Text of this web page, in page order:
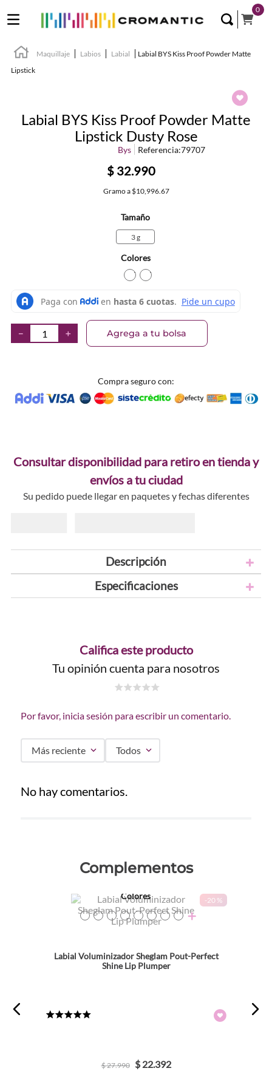
0
Maquillaje Labios Labial
Labial BYS Kiss Proof Powder Matte
Lipstick
Labial BYS Kiss Proof Powder Matte
Lipstick Dusty Rose
Bys Referencia:79707
$ 32.990
Gramoa $10,996.67
Tamaño
3 g
Colores
TEXTURA_9313880637497
TEXTURA_9313880637466
＋
－ Agrega a tu bolsa
Compra seguro con:
Consultar disponibilidad para retiro en tienda y
envíos a tu ciudad
Su pedido puede llegar en paquetes y fechas diferentes
Descripción
Especificaciones
Califica este producto
Tu opinión cuenta para nosotros
Por favor, inicia sesión para escribir un comentario.
Más reciente Todos
No hay comentarios.
Complementos
-20 %
Colores
Labial Voluminizador Sheglam Pout-Perfect
Shine Lip Plumper
$27.990 $ 22.392